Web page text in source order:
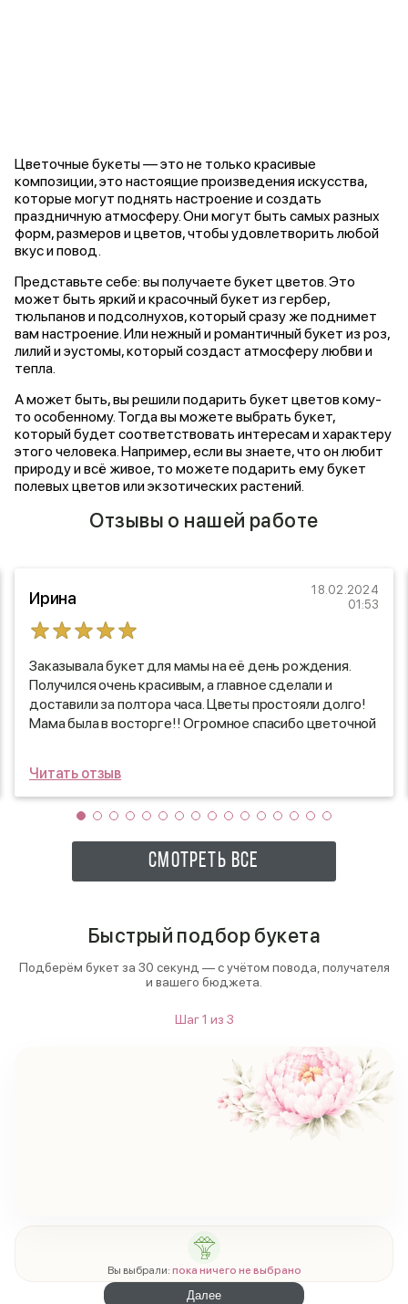
Цветочные букеты — это не только красивые
композиции, это настоящие произведения искусства,
которые могут поднять настроение и создать
праздничную атмосферу. Они могут быть самых разных
форм, размеров и цветов, чтобы удовлетворить любой
вкус и повод.
Представьте себе: вы получаете букет цветов. Это
может быть яркий и красочный букет из гербер,
тюльпанов и подсолнухов, который сразу же поднимет
вам настроение. Или нежный и романтичный букет из роз,
лилий и эустомы, который создаст атмосферу любви и
тепла.
А может быть, вы решили подарить букет цветов кому-
то особенному. Тогда вы можете выбрать букет,
который будет соответствовать интересам и характеру
этого человека. Например, если вы знаете, что он любит
природу и всё живое, то можете подарить ему букет
полевых цветов или экзотических растений.
Отзывы о нашей работе
Ирина
18.02.2024
01:53
Заказывала букет для мамы на её день рождения.
Получился очень красивым, а главное сделали и
доставили за полтора часа. Цветы простояли долго!
Мама была в восторге!! Огромное спасибо цветочной
Читать отзыв
СМОТРЕТЬ ВСЕ
Быстрый подбор букета
Подберём букет за 30 секунд — с учётом повода, получателя
и вашего бюджета.
Шаг1 из 3
Вы выбрали: пока ничего не выбрано
Далее